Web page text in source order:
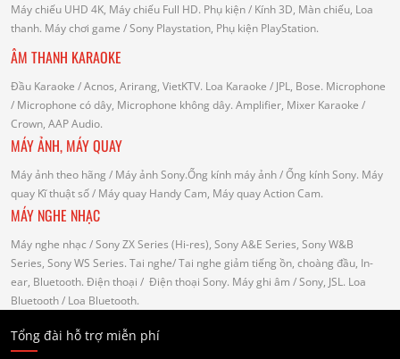
Máy chiếu UHD 4K, Máy chiếu Full HD. Phụ kiện/ Kính 3D, Màn chiếu, Loa
thanh. Máy chơi game / Sony Playstation, Phụ kiện PlayStation.
ÂM THANH KARAOKE
Đầu Karaoke / Acnos, Arirang, VietKTV. Loa Karaoke / JPL, Bose. Microphone
/ Microphone có dây, Microphone không dây. Amplifier, Mixer Karaoke /
Crown, AAP Audio.
MÁY ẢNH, MÁY QUAY
Máy ảnh theo hãng / Máy ảnh Sony.Ống kính máy ảnh / Ống kính Sony. Máy
quay Kĩ thuật số/ Máy quay Handy Cam, Máy quay Action Cam.
MÁY NGHE NHẠC
Máy nghe nhạc / Sony ZX Series (Hi-res), Sony A&E Series, Sony W&B
Series, Sony WS Series. Tai nghe/ Tai nghe giảm tiếng ồn, choàng đầu, In-
ear, Bluetooth. Điện thoại / Điện thoại Sony. Máy ghi âm / Sony, JSL. Loa
Bluetooth/ Loa Bluetooth.
Tổng đài hỗ trợ miễn phí